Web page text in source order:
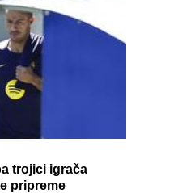
trojici igrača
pripreme